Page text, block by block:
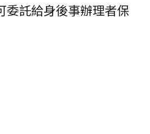
委託給身後事辦理者保